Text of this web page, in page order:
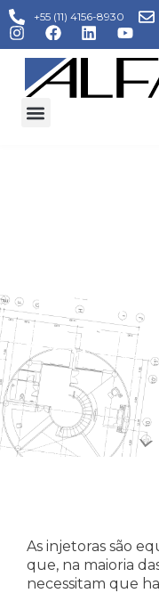
+55 (11) 4156-8930
PARA
As injetoras são
que, na maioria
necessitam que